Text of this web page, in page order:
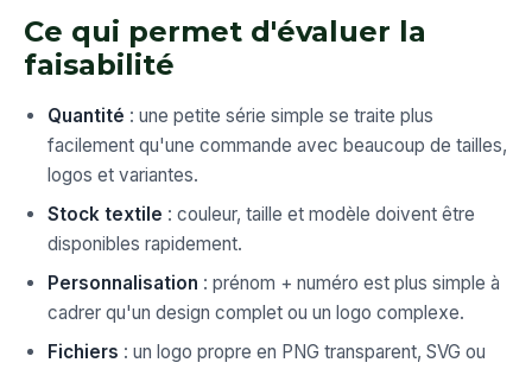
Ce qui permet d'évaluer la
faisabilité
Quantité : une petite série simple se traite plus
facilement qu'une commande avec beaucoup de tailles,
logos et variantes.
Stock textile : couleur, taille et modèle doivent être
disponibles rapidement.
Personnalisation : prénom + numéro est plus simple à
cadrer qu'un design complet ou un logo complexe.
Fichiers : un logo propre en PNG transparent, SVG ou